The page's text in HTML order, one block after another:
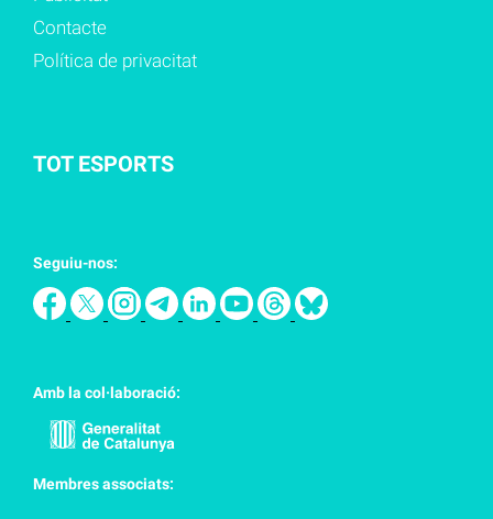
Contacte
Política de privacitat
TOT ESPORTS
Seguiu-nos:
Amb la col·laboració:
Membres associats: